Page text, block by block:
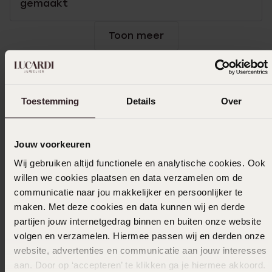
Toestemming Details Over
Jouw voorkeuren
Wij gebruiken altijd functionele en analytische cookies. Ook
willen we cookies plaatsen en data verzamelen om de
communicatie naar jou makkelijker en persoonlijker te
maken. Met deze cookies en data kunnen wij en derde
partijen jouw internetgedrag binnen en buiten onze website
volgen en verzamelen. Hiermee passen wij en derden onze
website, advertenties en communicatie aan jouw interesses
aan. Door op ‘accepteren’ te klikken ga je hiermee akkoord.
gemaakt
Toon meer
In winkelmandje